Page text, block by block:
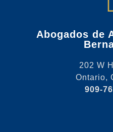
Abogados de
202 W
Ontario,
909-